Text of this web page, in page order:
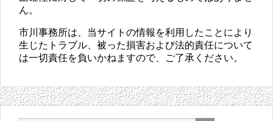
ん。
市川事務所は、当サイトの情報を利用したことにより
生じたトラブル、被った損害および法的責任について
は一切責任を負いかねますので、ご了承ください。